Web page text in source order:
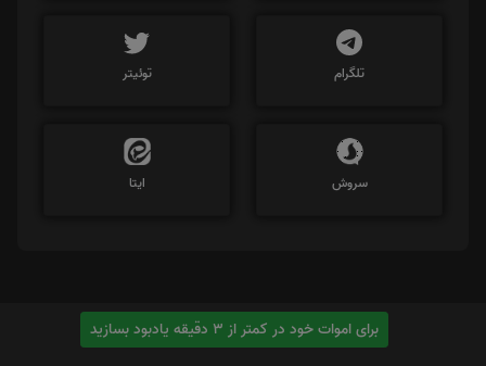
تلگرام توئیتر
سروش ایتا
برای اموات خود در کمتر از 3 دقیقه یادبود بسازید